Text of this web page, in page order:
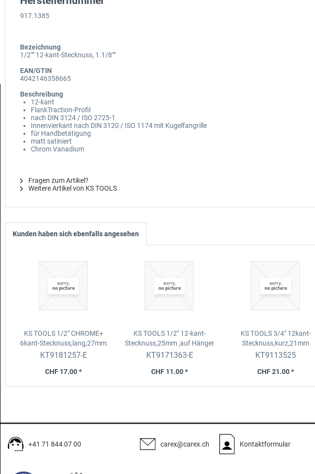
917.1385
Bezeichnung
1/2"" 12-kant-Stecknuss, 1.1/8""
EAN/GTIN
4042146358665
Beschreibung
12-kant
FlankTraction-Profil
nach DIN 3124 / ISO 2725-1
Innenvierkant nach DIN 3120 / ISO 1174 mit Kugelfangrille
für Handbetätigung
matt satiniert
Chrom Vanadium
Fragen zum Artikel?
Weitere Artikel von KS TOOLS
Kunden haben sich ebenfalls angesehen
KS TOOLS 1/2" CHROME+
6kant-Stecknuss,lang,27mm
,auf Hänger
KT9181257-E
CHF 17.00 *
KS TOOLS 1/2" 12-kant-
Stecknuss,25mm ,auf Hänger
KT9171363-E
CHF 11.00 *
KS TOOLS 3/4" 12kant-
Stecknuss,kurz,21mm
KT9113525
CHF 21.00 *
+41 71 844 07 00 carex@carex.ch Kontaktformular